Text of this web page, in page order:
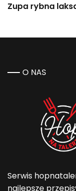
Zupa rybna
O NAS
Serwis
najlepsze